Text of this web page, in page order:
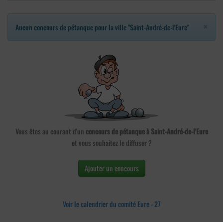
Aucun concours de pétanque pour la ville "Saint-André-de-l'Eure"
Vous êtes au courant d'un concours de pétanque à Saint-André-de-l'Eure
et vous souhaitez le diffuser ?
Ajouter un concours
Voir le calendrier du comité Eure - 27